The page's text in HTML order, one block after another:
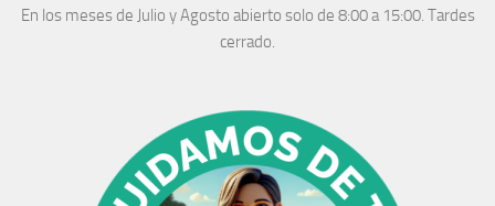
En los meses de Julio y Agosto abierto solo de 8:00 a 15:00. Tardes
cerrado.